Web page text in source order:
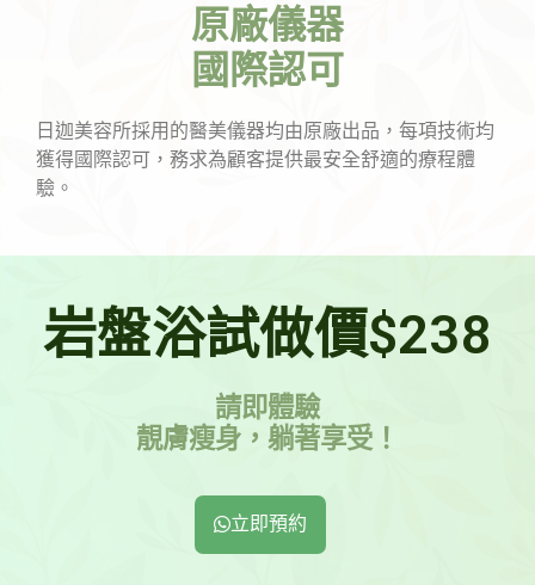
原廠儀器
國際認可
日迦美容所採用的醫美儀器均由原廠出品，每項技術均
獲得國際認可，務求為顧客提供最安全舒適的療程體
驗。
岩盤浴試做價$238
請即體驗
靚膚瘦身，躺著享受！
立即預約